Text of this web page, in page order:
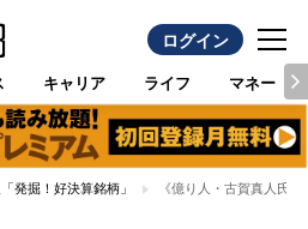
ログイン
キャリア ライフ マネー
発掘！好決算銘柄」 《億り人・古賀真人氏